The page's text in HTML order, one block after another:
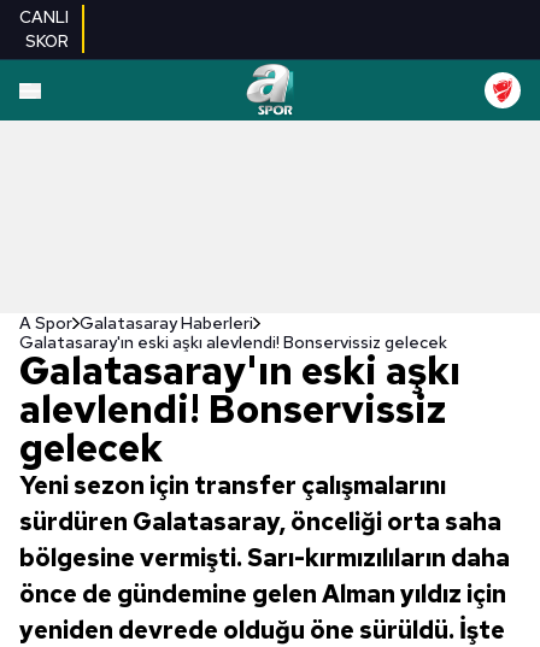
CANLI
SKOR
A Spor Galatasaray Haberleri
Galatasaray'ın eski aşkı alevlendi! Bonservissiz gelecek
Galatasaray'ın eski aşkı
alevlendi! Bonservissiz
gelecek
Yeni sezon için transfer çalışmalarını
sürdüren Galatasaray, önceliği orta saha
bölgesine vermişti. Sarı-kırmızılıların daha
önce de gündemine gelen Alman yıldız için
yeniden devrede olduğu öne sürüldü. İşte